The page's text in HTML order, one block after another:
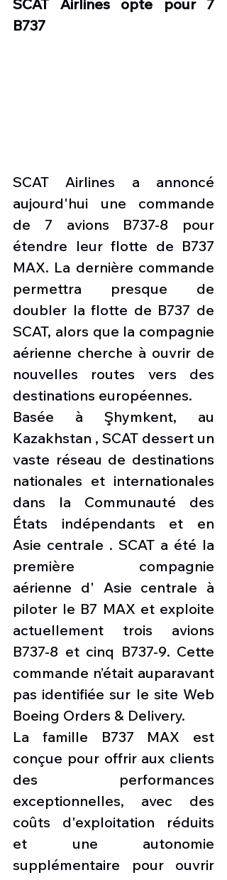
SCAT Airlines opte pour 7
B737
SCAT Airlines a annoncé
aujourd'hui une commande
de 7 avions B737-8 pour
étendre leur flotte de B737
MAX. La dernière commande
permettra presque de
doubler la flotte de B737 de
SCAT, alors que la compagnie
aérienne cherche à ouvrir de
nouvelles routes vers des
destinations européennes.
Basée à Şhymkent, au
Kazakhstan , SCAT dessert un
vaste réseau de destinations
nationales et internationales
dans la Communauté des
États indépendants et en
Asie centrale . SCAT a été la
première compagnie
aérienne d' Asie centrale à
piloter le B7 MAX et exploite
actuellement trois avions
B737-8 et cinq B737-9. Cette
commande n’était auparavant
pas identifiée sur le site Web
Boeing Orders & Delivery.
La famille B737 MAX est
conçue pour offrir aux clients
des performances
exceptionnelles, avec des
coûts d'exploitation réduits
et une autonomie
supplémentaire pour ouvrir